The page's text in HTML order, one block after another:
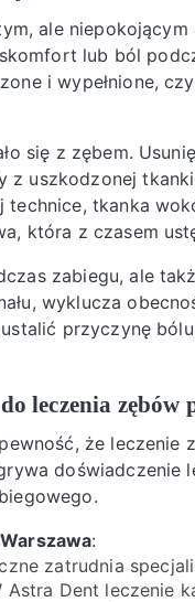
ale
lub ból
i wypełnione,
się z zębem.
z uszkodzonej
tkanka
która z czasem
zabiegu, ale
wyklucza
przyczynę
leczenia zębów
że leczenie
doświadczenie
:
zatrudnia
Dent leczenie